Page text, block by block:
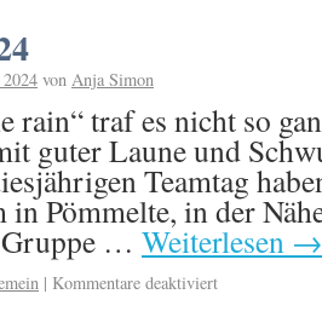
von Anja Simon
rain“ traf es nicht so
guter Laune und
Teamtag
Pömmelte, in der
Gruppe … Weiterlesen →
| Kommentare deaktiviert